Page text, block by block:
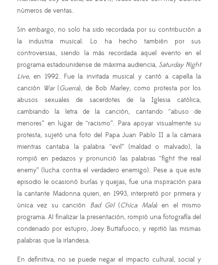
números de ventas.
Sin embargo, no solo ha sido recordada por su contribución a
la industria musical. Lo ha hecho también por sus
controversias, siendo la más recordada aquel evento en el
programa estadounidense de máxima audiencia, Saturday Night
Live, en 1992. Fue la invitada musical y cantó a capella la
canción War(Guerra), de Bob Marley, como protesta por los
abusos sexuales de sacerdotes de la Iglesia católica,
cambiando la letra de la canción, cantando “abuso de
menores” en lugar de “racismo”. Para apoyar visualmente su
protesta, sujetó una foto del Papa Juan Pablo II a la cámara
mientras cantaba la palabra “evil” (maldad o malvado), la
rompió en pedazos y pronunció las palabras “fight the real
enemy” (lucha contra el verdadero enemigo). Pese a que este
episodio le ocasionó burlas y quejas, fue una inspiración para
la cantante Madonna quien, en 1993, interpretó por primera y
única vez su canción Bad Girl(Chica Mala) en el mismo
programa. Al finalizar la presentación, rompió una fotografía del
condenado por estupro, Joey Buttafuoco, y repitió las mismas
palabras que la irlandesa.
En definitiva, no se puede negar el impacto cultural, social y